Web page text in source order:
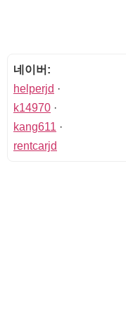
네이버:
helperjd ·
k14970 ·
kang611 ·
rentcarjd